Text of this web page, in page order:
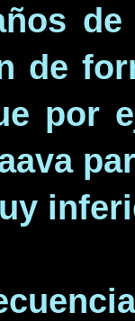
de
por